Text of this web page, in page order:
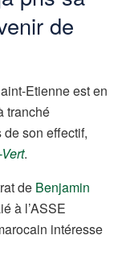
de
Etienne est en
tranché
son effectif,
.
de Benjamin
à l’ASSE
intéresse